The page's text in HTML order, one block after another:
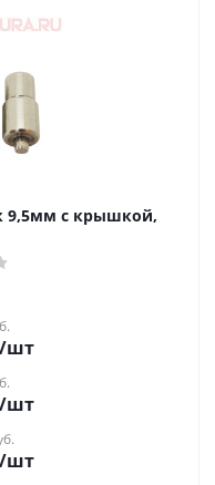
9,5мм с крышкой,
/шт
/шт
/шт